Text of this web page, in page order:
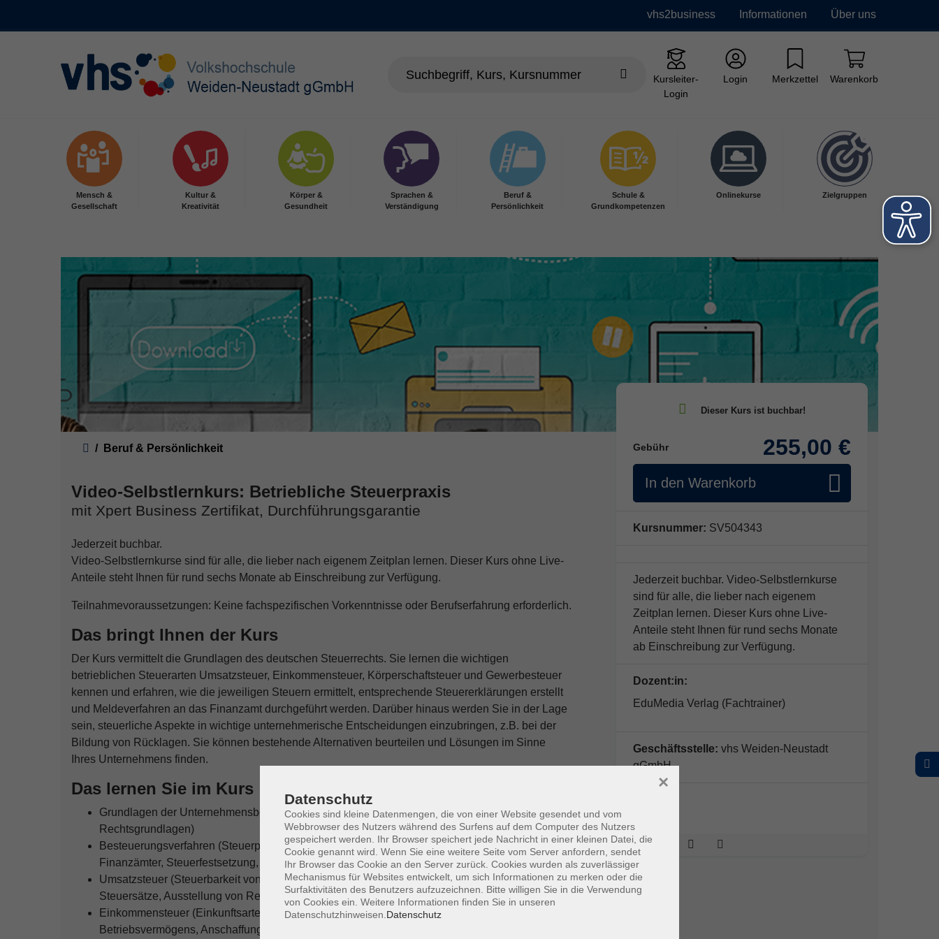
vhs2business Informationen Über uns
Kursleiter-
Login
Login Merkzettel Warenkorb
Mensch &
Gesellschaft
Kultur &
Kreativität
Körper &
Gesundheit
Sprachen &
Verständigung
Beruf &
Persönlichkeit
Schule &
Grundkompetenzen
Onlinekurse Zielgruppen
Beruf & Persönlichkeit
Video-Selbstlernkurs: Betriebliche Steuerpraxis
mit Xpert Business Zertifikat, Durchführungsgarantie
Jederzeit buchbar.
Video-Selbstlernkurse sind für alle, die lieber nach eigenem Zeitplan lernen. Dieser Kurs ohne Live-
Anteile steht Ihnen für rund sechs Monate ab Einschreibung zur Verfügung.
Teilnahmevoraussetzungen: Keine fachspezifischen Vorkenntnisse oder Berufserfahrung erforderlich.
Das bringt Ihnen der Kurs
Der Kurs vermittelt die Grundlagen des deutschen Steuerrechts. Sie lernen die wichtigen
betrieblichen Steuerarten Umsatzsteuer, Einkommensteuer, Körperschaftsteuer und Gewerbesteuer
kennen und erfahren, wie die jeweiligen Steuern ermittelt, entsprechende Steuererklärungen erstellt
und Meldeverfahren an das Finanzamt durchgeführt werden. Darüber hinaus werden Sie in der Lage
sein, steuerliche Aspekte in wichtige unternehmerische Entscheidungen einzubringen, z.B. bei der
Bildung von Rücklagen. Sie können bestehende Alternativen beurteilen und Lösungen im Sinne
Ihres Unternehmens finden.
Das lernen Sie im Kurs
Grundlagen der Unternehmensbesteuerung (Steuerliche Abgaben, Steuerarten,
Rechtsgrundlagen)
Besteuerungsverfahren (Steuerpflichtige und Steuerpflichten, Örtliche Zuständigkeit der
Finanzämter, Steuerfestsetzung, Steuerliche Rechtsbehelfe)
Umsatzsteuer (Steuerbarkeit von Umsätzen, Steuerbefreiung, Bemessungsgrundlagen,
Steuersätze, Ausstellung von Rechnungen, Vorsteuerabzug, Besteuerungsverfahren)
Einkommensteuer (Einkunftsarten, Gewinnermittlungsarten, Bewertung des
Betriebsvermögens, Anschaffungs-, Herstellungskosten, Teilwert, Abschreibungen,
Gebühr 255,00 €
In den Warenkorb
Kursnummer: SV504343
Jederzeit buchbar. Video-Selbstlernkurse
sind für alle, die lieber nach eigenem
Zeitplan lernen. Dieser Kurs ohne Live-
Anteile steht Ihnen für rund sechs Monate
ab Einschreibung zur Verfügung.
Dozent:in:
EduMedia Verlag (Fachtrainer)
Geschäftsstelle: vhs Weiden-Neustadt
gGmbH
Datenschutz
Cookies sind kleine Datenmengen, die von einer Website gesendet und vom
Webbrowser des Nutzers während des Surfens auf dem Computer des Nutzers
gespeichert werden. Ihr Browser speichert jede Nachricht in einer kleinen Datei, die
Cookie genannt wird. Wenn Sie eine weitere Seite vom Server anfordern, sendet
Ihr Browser das Cookie an den Server zurück. Cookies wurden als zuverlässiger
Mechanismus für Websites entwickelt, um sich Informationen zu merken oder die
Surfaktivitäten des Benutzers aufzuzeichnen. Bitte willigen Sie in die Verwendung
von Cookies ein. Weitere Informationen finden Sie in unseren
Datenschutzhinweisen. Datenschutz
×